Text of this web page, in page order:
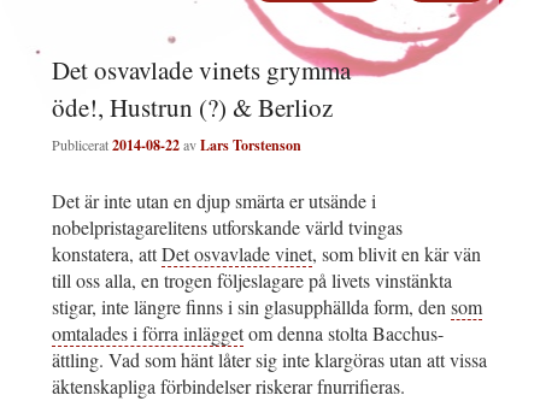
Det osvavlade vinets grymma
öde!, Hustrun (?) & Berlioz
Publicerat2014-08-22avLars Torstenson
Det är inte utan en djup smärta er utsände i
nobelpristagarelitens utforskande värld tvingas
konstatera, attDet osvavlade vinet, som blivit en kär vän
till oss alla, en trogen följeslagare på livets vinstänkta
stigar, inte längre finns i sin glasupphällda form, densom
omtalades i förra inläggetom denna stolta Bacchus-
ättling. Vad som hänt låter sig inte klargöras utan att vissa
äktenskapliga förbindelser riskerar fnurrifieras.